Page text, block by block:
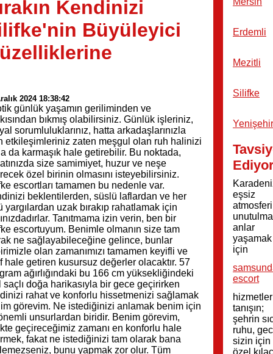
Kendinizi
Büyüleyici
2024 18:38:42
günlük yaşamın geriliminden ve
bıkmış olabilirsiniz. Günlük işleriniz,
sorumluluklarınız, hatta arkadaşlarınızla
etkileşimleriniz zaten meşgul olan ruh halinizi
da karmaşık hale getirebilir. Bu noktada,
size samimiyet, huzur ve neşe
özel birinin olmasını isteyebilirsiniz.
escortları tamamen bu nedenle var.
beklentilerden, süslü laflardan ve her
yargılardan uzak bırakıp rahatlamak için
Tanıtmama izin verin, ben bir
escortuyum. Benimle olmanın size tam
ne sağlayabileceğine gelince, bunlar
olan zamanımızı tamamen keyifli ve
hale getiren kusursuz değerler olacaktır. 57
ağırlığındaki bu 166 cm yüksekliğindeki
saçlı doğa harikasıyla bir gece geçirirken
rahat ve konforlu hissetmenizi sağlamak
görevim. Ne istediğinizi anlamak benim için
unsurlardan biridir. Benim görevim,
geçireceğimiz zamanı en konforlu hale
fakat ne istediğinizi tam olarak bana
bunu yapmak zor olur. Tüm
Erdemli
Mezitli
Silifke
Yenişehir
eşsiz
anlar
yaşamak
için
escort
tanışın;
şehrin
ruhu,
sizin için
özel